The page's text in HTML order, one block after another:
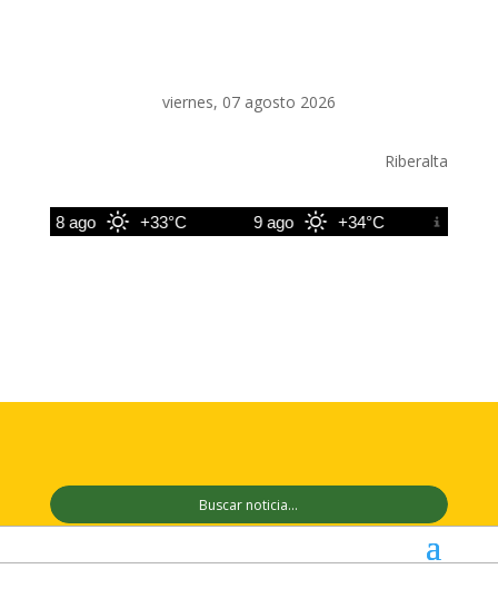
viernes, 07 agosto 2026
Riberalta
8 ago +33°C 9 ago +34°C 10 ago